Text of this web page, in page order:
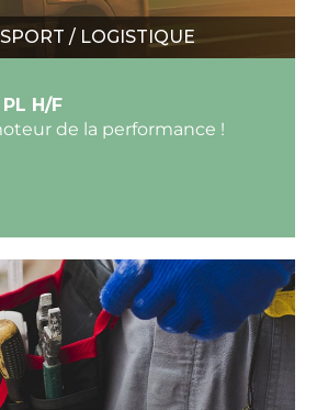
/ LOGISTIQUE
PL H/F
de la performance !